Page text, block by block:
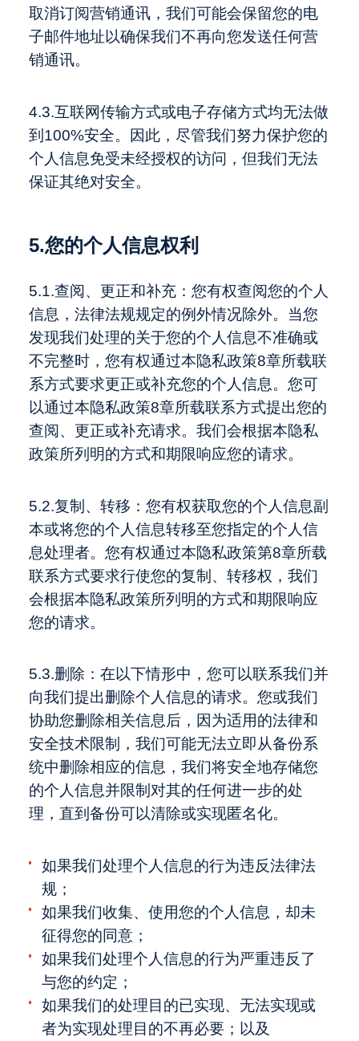
取消订阅营销通讯，我们可能会保留您的电
子邮件地址以确保我们不再向您发送任何营
销通讯。
4.3.互联网传输方式或电子存储方式均无法做
到100%安全。因此，尽管我们努力保护您的
个人信息免受未经授权的访问，但我们无法
保证其绝对安全。
5.您的个人信息权利
5.1.查阅、更正和补充：您有权查阅您的个人
信息，法律法规规定的例外情况除外。当您
发现我们处理的关于您的个人信息不准确或
不完整时，您有权通过本隐私政策8章所载联
系方式要求更正或补充您的个人信息。您可
以通过本隐私政策8章所载联系方式提出您的
查阅、更正或补充请求。我们会根据本隐私
政策所列明的方式和期限响应您的请求。
5.2.复制、转移：您有权获取您的个人信息副
本或将您的个人信息转移至您指定的个人信
息处理者。您有权通过本隐私政策第8章所载
联系方式要求行使您的复制、转移权，我们
会根据本隐私政策所列明的方式和期限响应
您的请求。
5.3.删除：在以下情形中，您可以联系我们并
向我们提出删除个人信息的请求。您或我们
协助您删除相关信息后，因为适用的法律和
安全技术限制，我们可能无法立即从备份系
统中删除相应的信息，我们将安全地存储您
的个人信息并限制对其的任何进一步的处
理，直到备份可以清除或实现匿名化。
如果我们处理个人信息的行为违反法律法
规；
如果我们收集、使用您的个人信息，却未
征得您的同意；
如果我们处理个人信息的行为严重违反了
与您的约定；
如果我们的处理目的已实现、无法实现或
者为实现处理目的不再必要；以及